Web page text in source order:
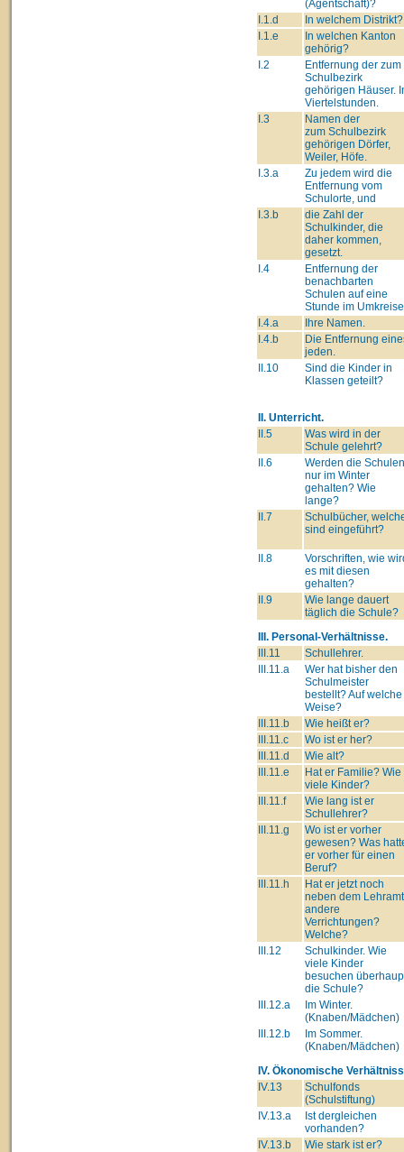
(Agentschaft)?
I.1.d
In welchem Distrikt?
I.1.e
In welchen Kanton
gehörig?
I.2
Entfernung der zum
Schulbezirk
gehörigen Häuser.
Viertelstunden.
I.3
Namen der
zum Schulbezirk
gehörigen Dörfer,
Weiler, Höfe.
I.3.a
Zu jedem wird die
Entfernung vom
Schulorte, und
I.3.b
die Zahl der
Schulkinder, die
daher kommen,
gesetzt.
I.4
Entfernung der
benachbarten
Schulen auf eine
Stunde im
I.4.a
Ihre Namen.
I.4.b
Die Entfernung
jeden.
II.10
Sind die Kinder in
Klassen geteilt?
II. Unterricht.
II.5
Was wird in der
Schule gelehrt?
II.6
Werden die Schulen
nur im Winter
gehalten? Wie
lange?
II.7
Schulbücher,
sind eingeführt?
II.8
Vorschriften, wie
es mit diesen
gehalten?
II.9
Wie lange dauert
täglich die Schule?
III. Personal-Verhältnisse.
III.11
Schullehrer.
III.11.a
Wer hat bisher den
Schulmeister
bestellt? Auf welche
Weise?
III.11.b
Wie heißt er?
III.11.c
Wo ist er her?
III.11.d
Wie alt?
III.11.e
Hat er Familie? Wie
viele Kinder?
III.11.f
Wie lang ist er
Schullehrer?
III.11.g
Wo ist er vorher
gewesen? Was
er vorher für einen
Beruf?
III.11.h
Hat er jetzt noch
neben dem
andere
Verrichtungen?
Welche?
III.12
Schulkinder. Wie
viele Kinder
besuchen
die Schule?
III.12.a
Im Winter.
(Knaben/Mädchen)
III.12.b
Im Sommer.
(Knaben/Mädchen)
IV. Ökonomische
IV.13
Schulfonds
(Schulstiftung)
IV.13.a
Ist dergleichen
vorhanden?
IV.13.b
Wie stark ist er?